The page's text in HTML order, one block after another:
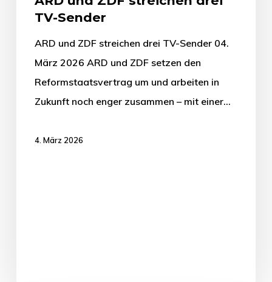
TV-Sender
ARD und ZDF streichen drei TV-Sender 04.
März 2026 ARD und ZDF setzen den
Reformstaatsvertrag um und arbeiten in
Zukunft noch enger zusammen – mit einer…
4. März 2026